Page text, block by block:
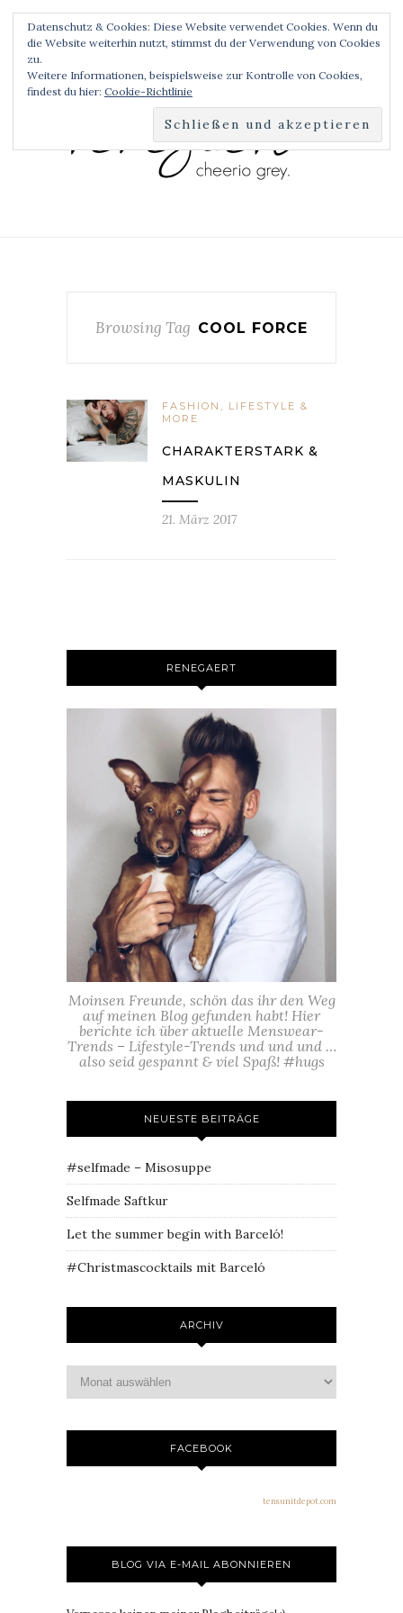
Browsing Tag COOL FORCE
FASHION, LIFESTYLE &
MORE
CHARAKTERSTARK &
MASKULIN
21. März 2017
RENEGAERT
Moinsen Freunde, schön das ihr den Weg
auf meinen Blog gefunden habt! Hier
berichte ich über aktuelle Menswear-
Trends – Lifestyle-Trends und und und …
also seid gespannt & viel Spaß! #hugs
NEUESTE BEITRÄGE
#selfmade – Misosuppe
Selfmade Saftkur
Let the summer begin with Barceló!
#Christmascocktails mit Barceló
ARCHIV
FACEBOOK
tensunitdepot.com
BLOG VIA E-MAIL ABONNIEREN
Datenschutz & Cookies: Diese Website verwendet Cookies. Wenn du
die Website weiterhin nutzt, stimmst du der Verwendung von Cookies
zu.
Weitere Informationen, beispielsweise zur Kontrolle von Cookies,
findest du hier: Cookie-Richtlinie